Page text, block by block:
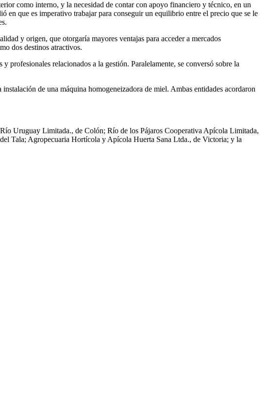
como interno, y la necesidad de contar con apoyo financiero y técnico, en un
en que es imperativo trabajar para conseguir un equilibrio entre el precio que se le
y origen, que otorgaría mayores ventajas para acceder a mercados
dos destinos atractivos.
profesionales relacionados a la gestión. Paralelamente, se conversó sobre la
de una máquina homogeneizadora de miel. Ambas entidades acordaron
Uruguay Limitada., de Colón; Río de los Pájaros Cooperativa Apícola Limitada,
Tala; Agropecuaria Hortícola y Apícola Huerta Sana Ltda., de Victoria; y la